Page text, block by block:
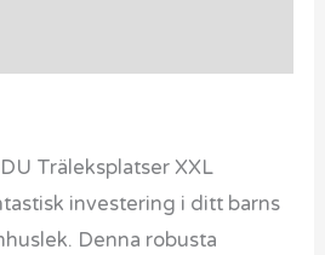
Träleksplatser XXL
investering i ditt barns
Denna robusta